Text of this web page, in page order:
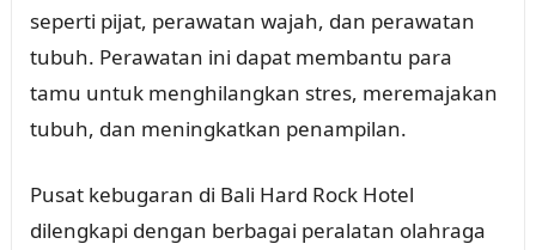
seperti pijat, perawatan wajah, dan perawatan
tubuh. Perawatan ini dapat membantu para
tamu untuk menghilangkan stres, meremajakan
tubuh, dan meningkatkan penampilan.
Pusat kebugaran di Bali Hard Rock Hotel
dilengkapi dengan berbagai peralatan olahraga